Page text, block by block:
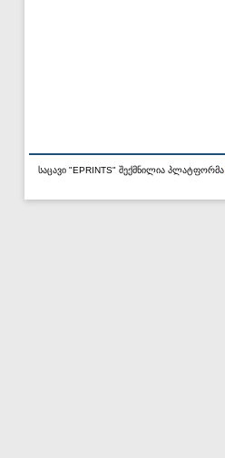
საცავი "EPRINTS" შექმნილია პლატფორმა